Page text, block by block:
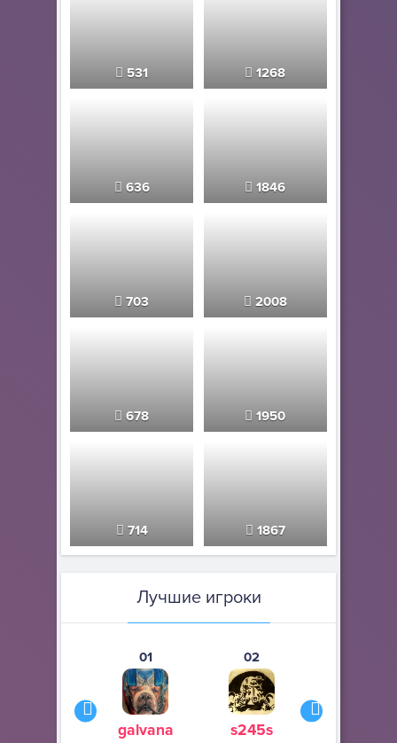
531 1268
636 1846
703 2008
678 1950
714 1867
Лучшие игроки
01
galvana
02
s245s